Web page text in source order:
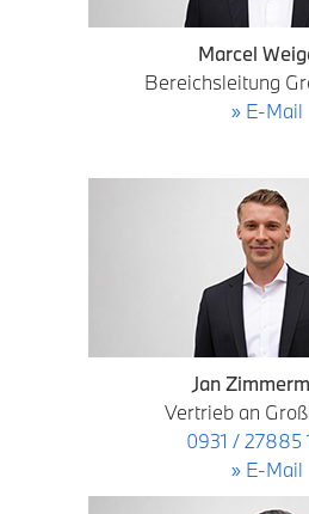
Marcel
Bereichsleitung
» E-Mail
Jan
Vertrieb an
0931 / 27885
» E-Mail